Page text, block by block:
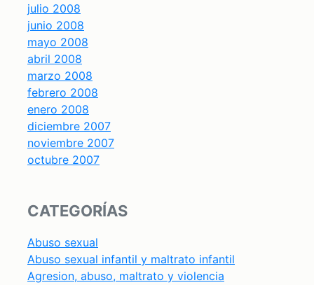
julio 2008
junio 2008
mayo 2008
abril 2008
marzo 2008
febrero 2008
enero 2008
diciembre 2007
noviembre 2007
octubre 2007
CATEGORÍAS
Abuso sexual
Abuso sexual infantil y maltrato infantil
Agresion, abuso, maltrato y violencia